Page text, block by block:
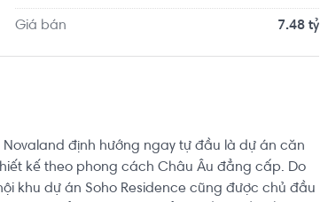
7.2km. Tọa lạc tại vị trí thuận tiện di chuyển với
Giá bán 7.48 tỷ
Novaland định hướng ngay tự đầu là dự án căn
kế theo phong cách Châu Âu đẳng cấp. Do
khu dự án Soho Residence cũng được chủ đầu